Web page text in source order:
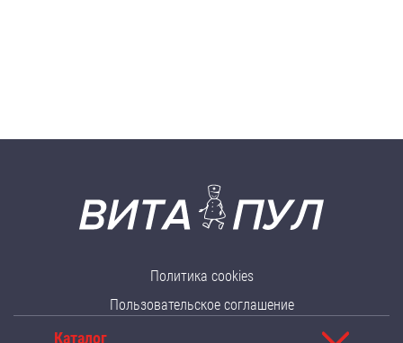
Политика cookies
Пользовательское соглашение
Каталог